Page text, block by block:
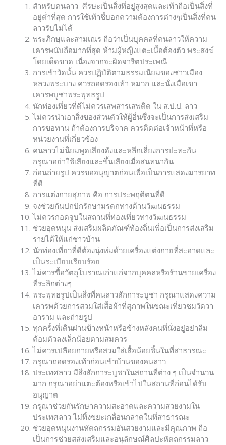
สำหรับคนลาว ศีรษะเป็นสิ่งที่อยู่สูงสุดและเท้าถือเป็นสิ่งที่
อยู่ต่ำที่สุด การใช้เท้าชี้บอกความต้องการต่างๆเป็นสิ่งที่คน
ลาวรับไม่ได้
พระภิกษุและสามเณร ถือว่าเป็นบุคคลที่คนลาวให้ความ
เคารพนับถือมากที่สุด ห้ามผู้หญิงแตะเนื้อต้องตัว พระสงฆ์
โดยเด็ดขาด เนื่องจากจะผิดจารีตประเพณี
การเข้าวัดนั้น ควรปฏิบัติตามธรรมเนียมของชาวเมือง
หลวงพระบาง ควรถอดรองเท้า หมวก และนั่งเมื่อเขา
เคารพบูชาพระพุทธรูป
นักท่องเที่ยวที่ดีไม่ควรเสพสารเสพติด ใน ส.ป.ป. ลาว
ไม่ควรนำเอาสิ่งของส่วนตัวให้ผู้อื่นซึ่งจะเป็นการส่งเสริม
การขอทาน ถ้าต้องการบริจาค ควรติดต่อเจ้าหน้าที่หรือ
หน่วยงานที่เกี่ยวข้อง
คนลาวไม่นิยมพูดเสียงดังและหลีกเลี่ยงการปะทะกัน
กรุณาอย่าใช้เสียงและขึ้นเสียงเมื่อสนทนากัน
ก่อนถ่ายรูป ควรขออนุญาตก่อนเพื่อเป็นการแสดงมารยาท
ที่ดี
การแต่งกายสุภาพ คือ การประพฤติตนที่ดี
จงช่วยกันปกปักรักษามรดกทางด้านวัฒนธรรม
ไม่ควรกอดจูบในสถานที่ท่องเที่ยวทางวัฒนธรรม
ช่วยอุดหนุน ส่งเสริมผลิตภัณฑ์ท้องถิ่นเพื่อเป็นการส่งเสริม
รายได้ให้แก่ชาวบ้าน
นักท่องเที่ยวที่ดีต้องนุ่งห่มด้วยเครื่องแต่งกายที่สะอาดและ
เป็นระเบียบเรียบร้อย
ไม่ควรซื้อวัตถุโบราณเก่าแก่จากบุคคลหรือร้านขายเครื่อง
ที่ระลึกต่างๆ
พระพุทธรูปเป็นสิ่งที่คนลาวสักการะบูชา กรุณาแสดงความ
เคารพด้วยการสวมใส่เสื้อผ้าที่สุภาพในขณะเที่ยวชมวัดวา
อาราม และถ่ายรูป
ทุกครั้งที่เดินผ่านข้างหน้าหรือข้างหลังคนที่นั่งอยู่อย่าลืม
ค้อมตัวลงเล็กน้อยตามสมควร
ไม่ควรเปลือยกายหรือสวมใส่เสื้อน้อยชิ้นในที่สาธารณะ
กรุณาถอดรองเท้าก่อนเข้าบ้านของคนลาว
ประเทศลาว มีสิ่งสักการะบูชาในสถานที่ต่าง ๆ เป็นจำนวน
มาก กรุณาอย่าแตะต้องหรือเข้าไปในสถานที่ก่อนได้รับ
อนุญาต
กรุณาช่วยกันรักษาความสะอาดและความสวยงามใน
ประเทศลาว ไม่ทิ้งขยะเกลื่อนกลาดในที่สาธารณะ
ช่วยอุดหนุนงานหัตถกรรมอันสวยงามและมีคุณภาพ ถือ
เป็นการช่วยสส่งเสริมและอนุลักษณ์ศิลปะหัตถกรรมลาว